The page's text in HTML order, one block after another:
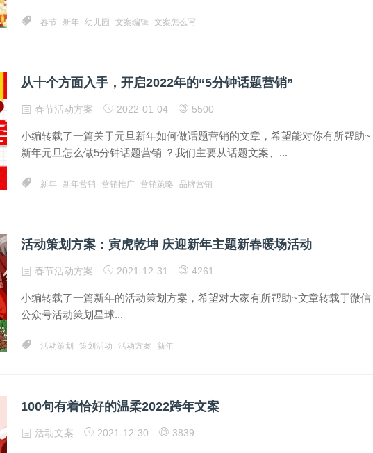
春节 新年 幼儿园 文案编辑 文案怎么写
从十个方面入手，开启2022年的“5分钟话题营销”
春节活动方案 2022-01-04 5500
小编转载了一篇关于元旦新年如何做话题营销的文章，希望能对你有所帮助~
新年元旦怎么做5分钟话题营销 ？我们主要从话题文案、...
新年 新年营销 营销推广 营销策略 品牌营销
活动策划方案：寅虎乾坤 庆迎新年主题新春暖场活动
春节活动方案 2021-12-31 4261
小编转载了一篇新年的活动策划方案，希望对大家有所帮助~文章转载于微信
公众号活动策划星球...
活动策划 策划活动 活动方案 新年
100句有着恰好的温柔2022跨年文案
活动文案 2021-12-30 3839